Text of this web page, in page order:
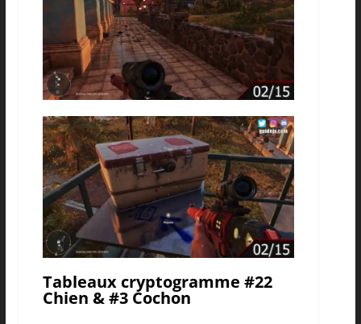
Tableaux cryptogramme #22
Chien & #3 Cochon